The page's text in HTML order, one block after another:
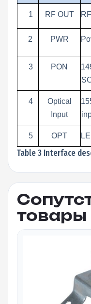
1 RF OUT
2 PWR
3 PON
4
Optical
Input
5 OPT
Table 3 Interface
товары